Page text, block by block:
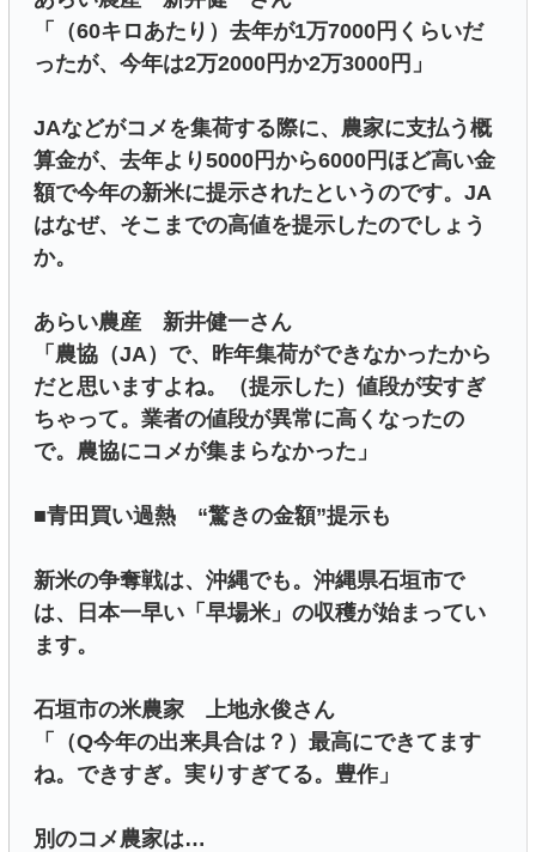
「（60キロあたり）去年が1万7000円くらいだ
ったが、今年は2万2000円か2万3000円」
JAなどがコメを集荷する際に、農家に支払う概
算金が、去年より5000円から6000円ほど高い金
額で今年の新米に提示されたというのです。JA
はなぜ、そこまでの高値を提示したのでしょう
か。
あらい農産 新井健一さん
「農協（JA）で、昨年集荷ができなかったから
だと思いますよね。（提示した）値段が安すぎ
ちゃって。業者の値段が異常に高くなったの
で。農協にコメが集まらなかった」
■青田買い過熱 “驚きの金額”提示も
新米の争奪戦は、沖縄でも。沖縄県石垣市で
は、日本一早い「早場米」の収穫が始まってい
ます。
石垣市の米農家 上地永俊さん
「（Q今年の出来具合は？）最高にできてます
ね。できすぎ。実りすぎてる。豊作」
別のコメ農家は…